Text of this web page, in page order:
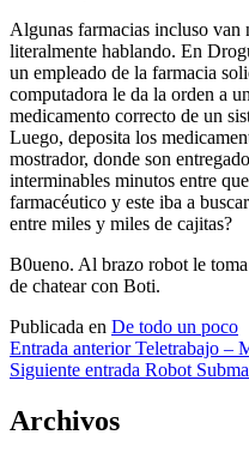
Algunas farmacias incluso van
literalmente hablando. En
un empleado de la farmacia
computadora le da la orden a
medicamento correcto de un
Luego, deposita los
mostrador, donde son
interminables minutos entre
farmacéutico y este iba a
entre miles y miles de cajitas?
B0ueno. Al brazo robot le
de chatear con Boti.
Publicada en De todo un poco
Navegación
de
entradas
Entrada anteriorTeletrabajo –
Siguiente entrada Robot
Archivos